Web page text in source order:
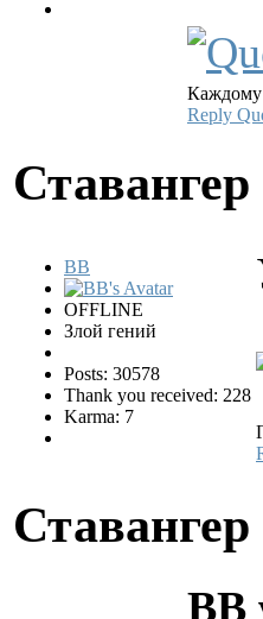
Каждому
Reply
Ставангер
BB
OFFLINE
Злой гений
Posts: 30578
Thank you received: 228
Karma: 7
Ставангер
BB